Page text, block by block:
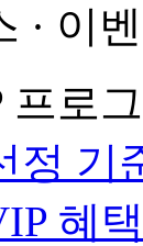
· 이
프로
정 기
혜택